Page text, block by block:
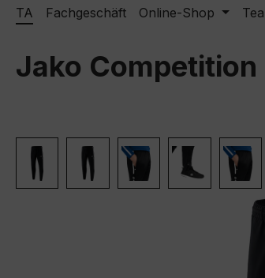
TA Fachgeschäft Online-Shop
Jako
Bildergalerie überspringen